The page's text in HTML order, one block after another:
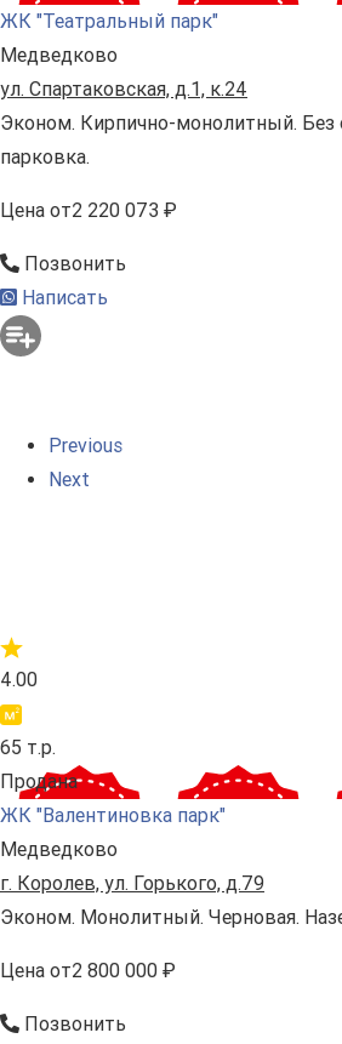
ЖК "Театральный парк"
Медведково
ул. Спартаковская, д.1, к.24
Эконом. Кирпично-монолитный. Без
парковка.
Цена от2 220 073 ₽
Позвонить
Написать
Previous
Next
4.00
65 т.р.
Продана
ЖК "Валентиновка парк"
Медведково
г. Королев, ул. Горького, д.79
Эконом. Монолитный. Черновая.
Цена от2 800 000 ₽
Позвонить